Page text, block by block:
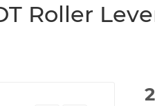
Roller